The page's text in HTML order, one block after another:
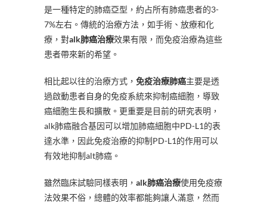
是一種特定的肺癌亞型，約占所有肺癌患者的3-
7%左右。傳統的治療方法，如手術、放療和化
療，對alk肺癌治療效果有限，而免疫治療為這些
患者帶來新的希望。
相比起以往的治療方式， 免疫治療肺癌主要是透
過啟動患者自身的免疫系統來抑制癌細胞，導致
癌細胞生長和擴散。更重要是目前的研究表明，
alk肺癌融合基因可以增加肺癌細胞中PD-L1的表
達水準，因此免疫治療的抑制PD-L1的作用可以
有效地抑制alt肺癌。
雖然臨床試驗同樣表明， alk肺癌治療使用免疫療
法效果不俗，總體的效率都能夠讓人滿意，然而